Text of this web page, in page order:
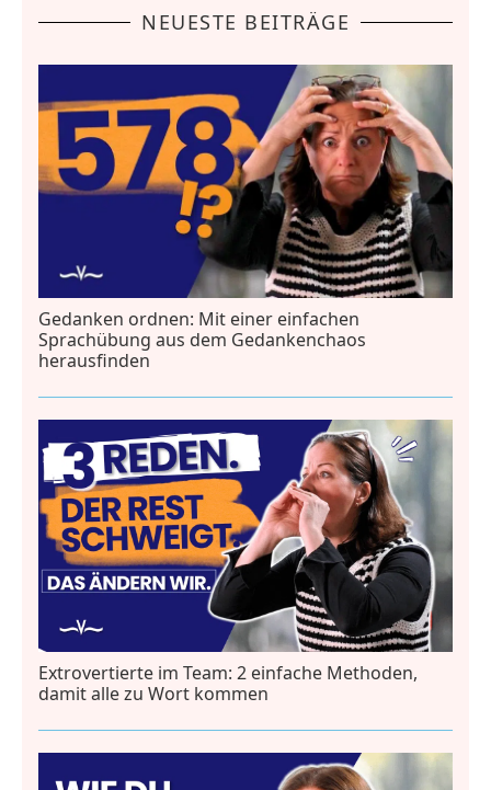
NEUESTE BEITRÄGE
Gedanken ordnen: Mit einer einfachen
Sprachübung aus dem Gedankenchaos
herausfinden
Extrovertierte im Team: 2 einfache Methoden,
damit alle zu Wort kommen